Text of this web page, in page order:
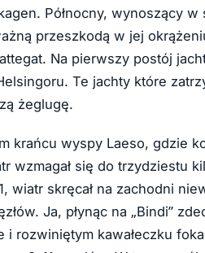
Północny, wynoszący
przeszkodą w jej
Na pierwszy postój
Te jachty które
żeglugę.
krańcu wyspy Laeso, gdzie
wzmagał się do trzydziestu
wiatr skręcał na zachodni
Ja, płynąc na „Bindi”
rozwiniętym kawałeczku